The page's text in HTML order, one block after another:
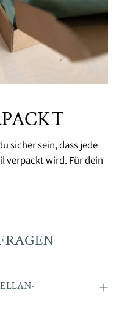
sicher sein, dass jede
verpackt wird. Für dein